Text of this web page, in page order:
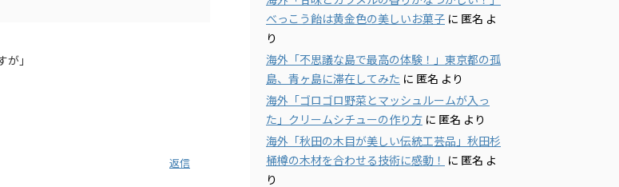
」
返信
べっこう飴は黄金色の美しいお菓子 に 匿名 よ
り
海外「不思議な島で最高の体験！」東京都の孤
島、青ヶ島に滞在してみた に 匿名 より
海外「ゴロゴロ野菜とマッシュルームが入っ
た」クリームシチューの作り方 に 匿名 より
海外「秋田の木目が美しい伝統工芸品」秋田杉
桶樽の木材を合わせる技術に感動！ に 匿名 よ
り